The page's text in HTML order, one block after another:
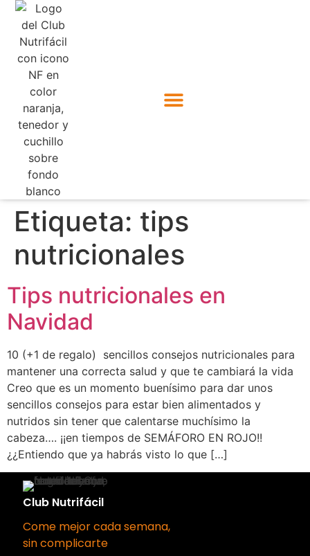
Etiqueta: tips
nutricionales
Tips nutricionales en
Navidad
10 (+1 de regalo) sencillos consejos nutricionales para
mantener una correcta salud y que te cambiará la vida
Creo que es un momento buenísimo para dar unos
sencillos consejos para estar bien alimentados y
nutridos sin tener que calentarse muchísimo la
cabeza…. ¡¡en tiempos de SEMÁFORO EN ROJO!!
¿¿Entiendo que ya habrás visto lo que […]
Club Nutrifácil
Come mejor cada semana,
sin complicarte